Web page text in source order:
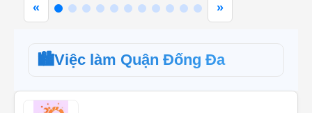
« »
🏙️Việc làm Quận Đống Đa